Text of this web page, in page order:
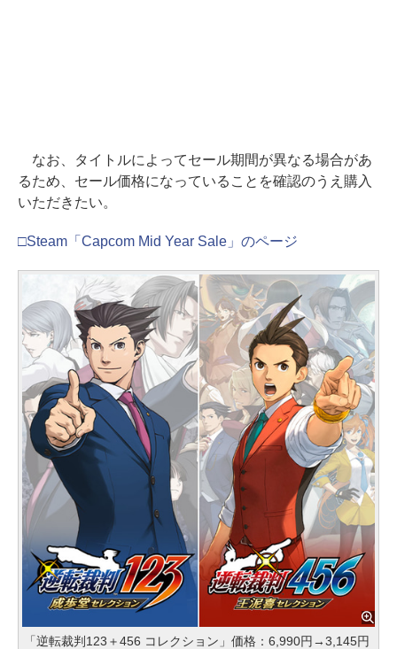
なお、タイトルによってセール期間が異なる場合があ
るため、セール価格になっていることを確認のうえ購入
いただきたい。
□Steam「Capcom Mid Year Sale」のページ
「逆転裁判123＋456 コレクション」価格：6,990円→3,145円